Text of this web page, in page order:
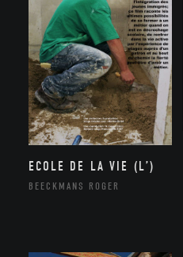
ECOLE DE LA VIE (L’)
BEECKMANS ROGER